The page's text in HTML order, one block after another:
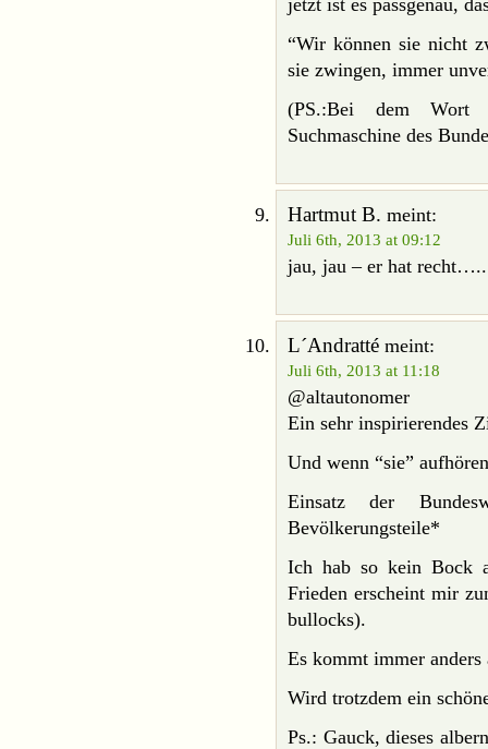
jetzt ist es passgenau,
“Wir können sie nicht
sie zwingen, immer
(PS.:Bei dem Wort
Suchmaschine des
Hartmut B. meint:
Juli 6th, 2013 at 09:12
jau, jau – er hat recht…..
L´Andratté meint:
Juli 6th, 2013 at 11:18
@altautonomer
Ein sehr inspirierendes
Und wenn “sie”
Einsatz der
Bevölkerungsteile*
Ich hab so kein Bock
Frieden erscheint mir
bullocks).
Es kommt immer
Wird trotzdem ein
Ps.: Gauck, dieses